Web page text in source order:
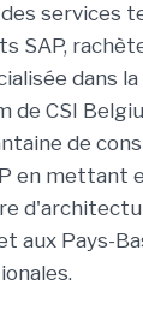
services
SAP,
dans
de CSI
de
en mettant
aux Pays-